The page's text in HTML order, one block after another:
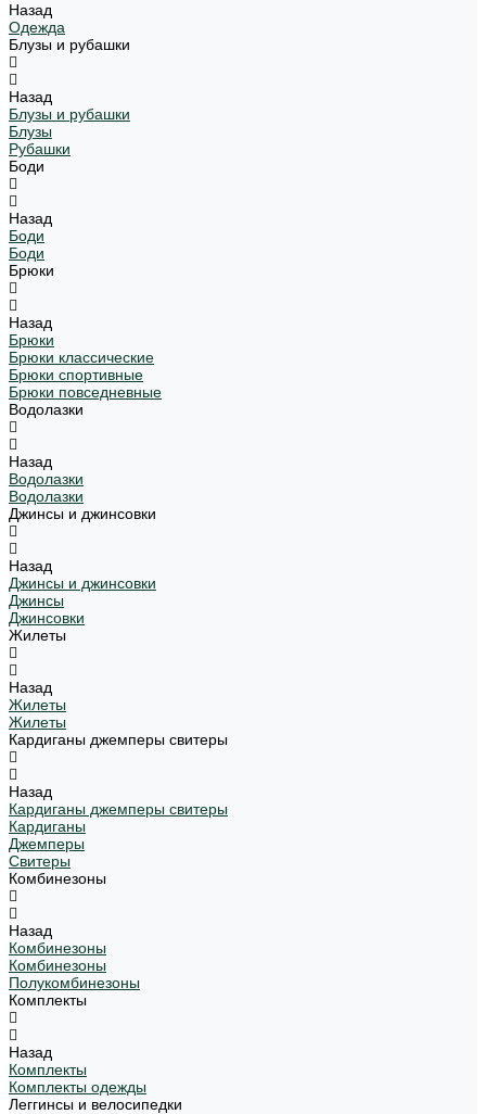
Назад
Одежда
Блузы и рубашки
Назад
Блузы и рубашки
Блузы
Рубашки
Боди
Назад
Боди
Боди
Брюки
Назад
Брюки
Брюки классические
Брюки спортивные
Брюки повседневные
Водолазки
Назад
Водолазки
Водолазки
Джинсы и джинсовки
Назад
Джинсы и джинсовки
Джинсы
Джинсовки
Жилеты
Назад
Жилеты
Жилеты
Кардиганы джемперы свитеры
Назад
Кардиганы джемперы свитеры
Кардиганы
Джемперы
Свитеры
Комбинезоны
Назад
Комбинезоны
Комбинезоны
Полукомбинезоны
Комплекты
Назад
Комплекты
Комплекты одежды
Леггинсы и велосипедки